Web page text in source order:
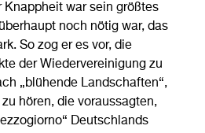
Knappheit war sein größtes
noch nötig war, das
So zog er es vor, die
der Wiedervereinigung zu
„blühende Landschaften“,
hören, die voraussagten,
Deutschlands